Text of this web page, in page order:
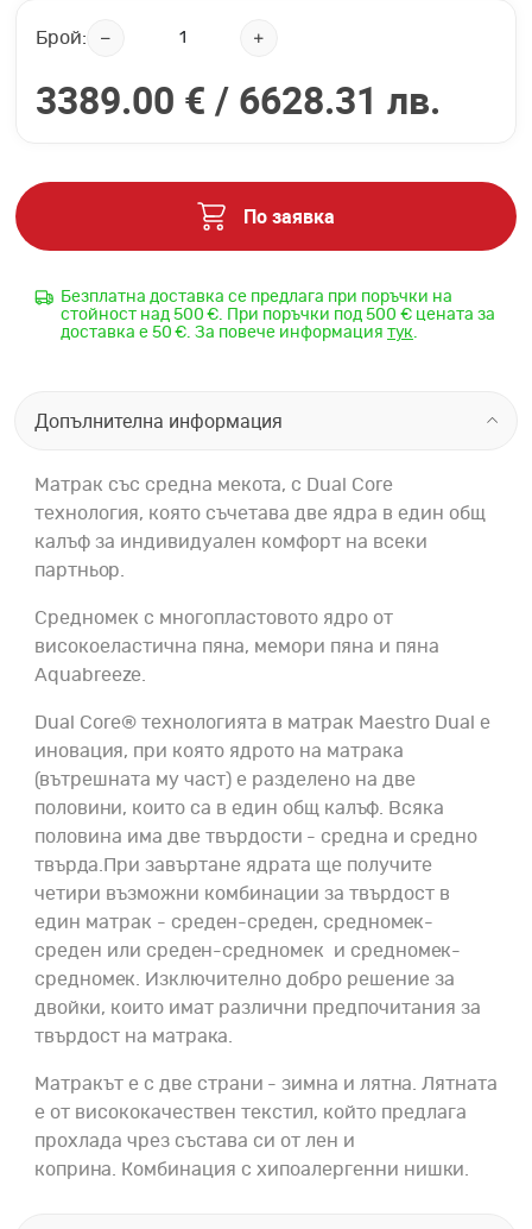
Брой:
3389.00 € / 6628.31 лв.
По заявка
Безплатна доставка се предлага при поръчки на
стойност над 500 €. При поръчки под 500 € цената за
доставка е 50 €. За повече информация тук.
Допълнителна информация
Матрак със средна мекота, с Dual Core
технология, която съчетава две ядра в един общ
калъф за индивидуален комфорт на всеки
партньор.
Средномек с многопластовото ядро от
високоеластична пяна, мемори пяна и пяна
Aquabreeze.
Dual Core® технологията в матрак Maestro Dual е
иновация, при която ядрото на матрака
(вътрешната му част) е разделено на две
половини, които са в един общ калъф. Всяка
половина има две твърдости - средна и средно
твърда.При завъртане ядрата ще получите
четири възможни комбинации за твърдост в
един матрак - среден-среден, средномек-
среден или среден-средномек и средномек-
средномек. Изключително добро решение за
двойки, които имат различни предпочитания за
твърдост на матрака.
Матракът е с две страни - зимна и лятна. Лятната
е от висококачествен текстил, който предлага
прохлада чрез състава си от лен и
коприна. Комбинация с хипоалергенни нишки.